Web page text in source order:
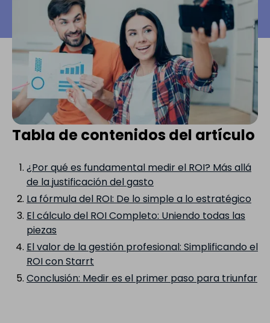
Tabla de contenidos del artículo
¿Por qué es fundamental medir el ROI? Más allá
de la justificación del gasto
La fórmula del ROI: De lo simple a lo estratégico
El cálculo del ROI Completo: Uniendo todas las
piezas
El valor de la gestión profesional: Simplificando el
ROI con Starrt
Conclusión: Medir es el primer paso para triunfar